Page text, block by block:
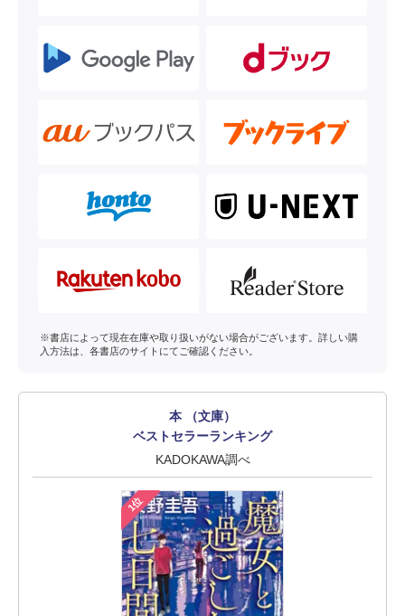
※書店によって現在在庫や取り扱いがない場合がございます。詳しい購
入方法は、各書店のサイトにてご確認ください。
本 （文庫）
ベストセラーランキング
KADOKAWA調べ
1位